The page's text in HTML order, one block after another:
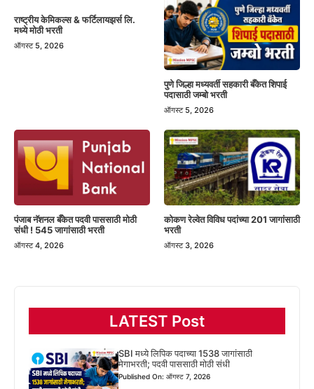
राष्ट्रीय केमिकल्स & फर्टिलायझर्स लि.
मध्ये मोठी भरती
ऑगस्ट 5, 2026
पुणे जिल्हा मध्यवर्ती सहकारी बँकेत शिपाई
पदासाठी जम्बो भरती
ऑगस्ट 5, 2026
पंजाब नॅशनल बँकेत पदवी पाससाठी मोठी
संधी ! 545 जागांसाठी भरती
ऑगस्ट 4, 2026
कोकण रेल्वेत विविध पदांच्या 201 जागांसाठी
भरती
ऑगस्ट 3, 2026
LATEST Post
SBI मध्ये लिपिक पदाच्या 1538 जागांसाठी
मेगाभरती; पदवी पाससाठी मोठी संधी
Published On: ऑगस्ट 7, 2026